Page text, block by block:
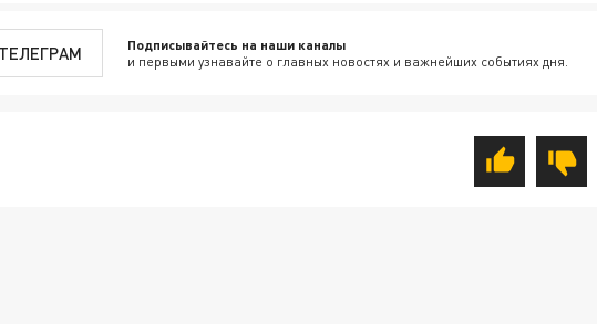
ТЕЛЕГРАМ Подписывайтесь на наши каналы
и первыми узнавайте о главных новостях и важнейших событиях дня.